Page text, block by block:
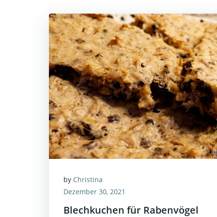
by Christina
Dezember 30, 2021
Blechkuchen für Rabenvögel